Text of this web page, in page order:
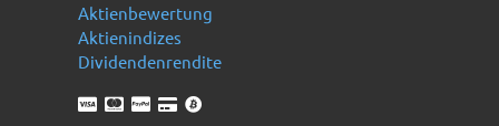
Aktienbewertung
Aktienindizes
Dividendenrendite